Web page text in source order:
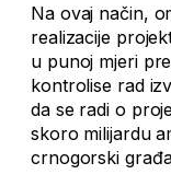
Na ovaj način,
realizacije
u punoj mjeri
kontrolise rad
da se radi o
skoro milijardu
crnogorski